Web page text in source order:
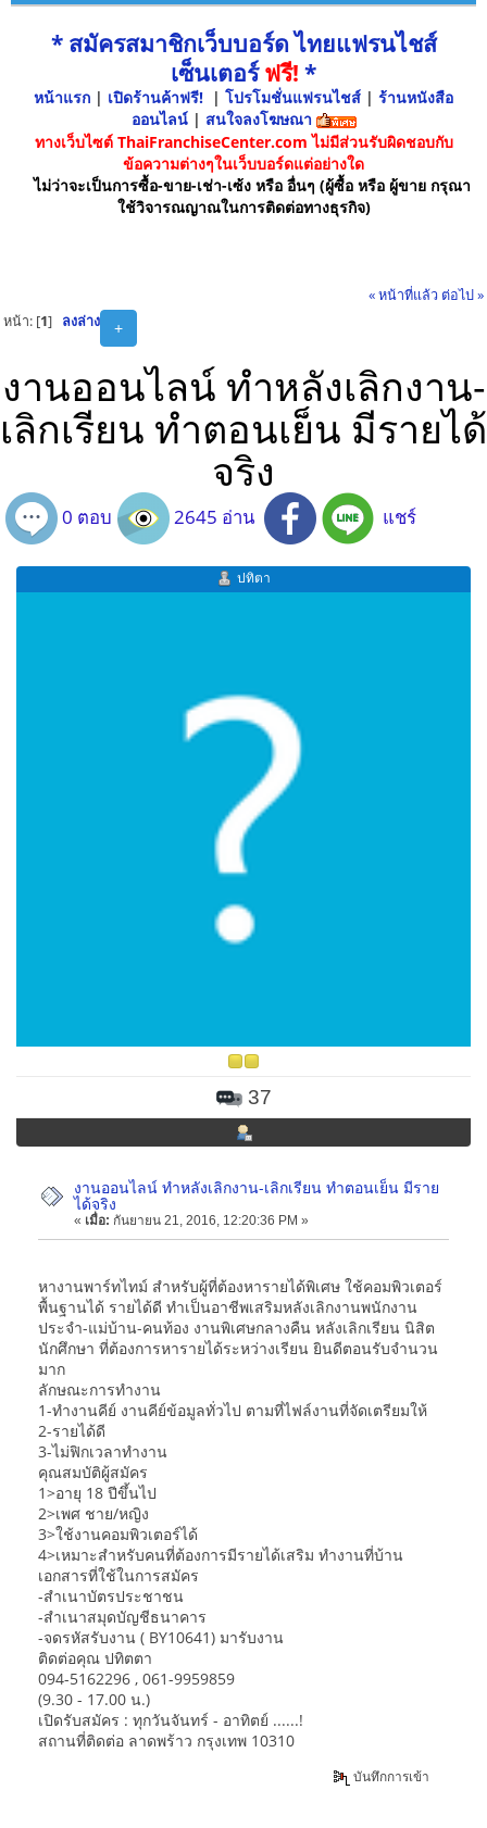
* สมัครสมาชิกเว็บบอร์ด ไทยแฟรนไชส์
เซ็นเตอร์ฟรี! *
หน้าแรก | เปิดร้านค้าฟรี! | โปรโมชั่นแฟรนไชส์ | ร้านหนังสือ
ออนไลน์ | สนใจลงโฆษณา
ทางเว็บไซต์ ThaiFranchiseCenter.com ไม่มีส่วนรับผิดชอบกับ
ข้อความต่างๆในเว็บบอร์ดแต่อย่างใด
ไม่ว่าจะเป็นการซื้อ-ขาย-เช่า-เซ้ง หรือ อื่นๆ (ผู้ซื้อ หรือ ผู้ขาย กรุณา
ใช้วิจารณญาณในการติดต่อทางธุรกิจ)
« หน้าที่แล้ว ต่อไป »
+
หน้า: [1] ลงล่าง
งานออนไลน์ ทำหลังเลิกงาน-
เลิกเรียน ทำตอนเย็น มีรายได้
จริง
0 ตอบ 2645 อ่าน แชร์
ปทิตา
37
งานออนไลน์ ทำหลังเลิกงาน-เลิกเรียน ทำตอนเย็น มีราย
ได้จริง
« เมื่อ: กันยายน 21, 2016, 12:20:36 PM »
หางานพาร์ทไทม์ สำหรับผู้ที่ต้องหารายได้พิเศษ ใช้คอมพิวเตอร์
พื้นฐานได้ รายได้ดี ทำเป็นอาชีพเสริมหลังเลิกงานพนักงาน
ประจำ-แม่บ้าน-คนท้อง งานพิเศษกลางคืน หลังเลิกเรียน นิสิต
นักศึกษา ที่ต้องการหารายได้ระหว่างเรียน ยินดีตอนรับจำนวน
มาก
ลักษณะการทำงาน
1-ทำงานคีย์ งานคีย์ข้อมูลทั่วไป ตามที่ไฟล์งานที่จัดเตรียมให้
2-รายได้ดี
3-ไม่ฟิกเวลาทำงาน
คุณสมบัติผู้สมัคร
1>อายุ 18 ปีขึ้นไป
2>เพศ ชาย/หญิง
3>ใช้งานคอมพิวเตอร์ได้
4>เหมาะสำหรับคนที่ต้องการมีรายได้เสริม ทำงานที่บ้าน
เอกสารที่ใช้ในการสมัคร
-สำเนาบัตรประชาชน
-สำเนาสมุดบัญชีธนาคาร
-จดรหัสรับงาน ( BY10641) มารับงาน
ติดต่อคุณ ปทิตตา
094-5162296 , 061-9959859
(9.30 - 17.00 น.)
เปิดรับสมัคร : ทุกวันจันทร์ - อาทิตย์ ......!
สถานที่ติดต่อ ลาดพร้าว กรุงเทพ 10310
บันทึกการเข้า